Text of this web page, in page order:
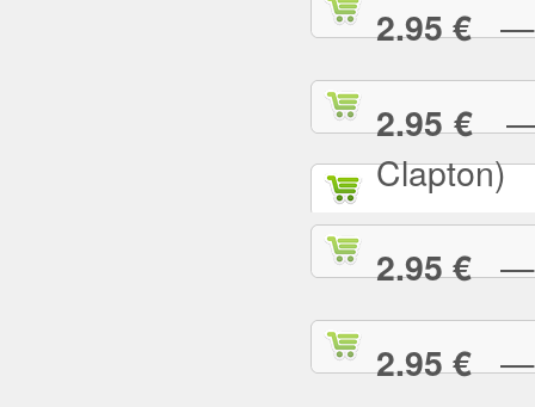
2.95 €—
2.95 €—
Clapton)
2.95 €—
2.95 €—